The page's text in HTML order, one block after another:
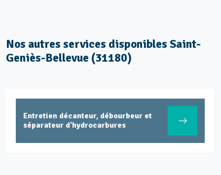
Nos autres services disponibles Saint-
Geniès-Bellevue (31180)
Entretien décanteur, débourbeur et
séparateur d’hydrocarbures